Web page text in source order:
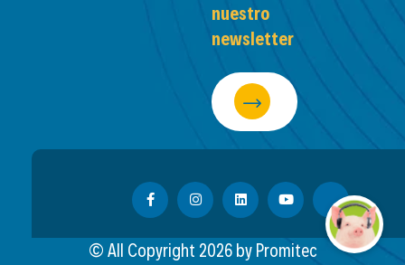
nuestro
newsletter
© All Copyright 2026by Promitec